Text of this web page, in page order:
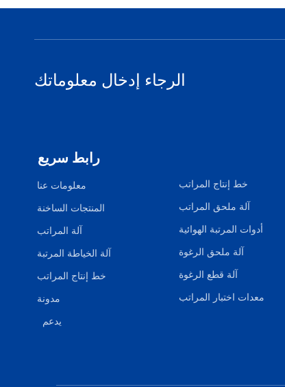
الرجاء إدخال معلوماتك
خط إنتاج المراتب
آلة ملحق المراتب
أدوات المرتبة الهوائية
آلة ملحق الرغوة
آلة قطع الرغوة
معدات اختبار المراتب
رابط سريع
معلومات عنا
المنتجات الساخنة
آلة المراتب
آلة الخياطة المرتبة
خط إنتاج المراتب
مدونة
يدعم